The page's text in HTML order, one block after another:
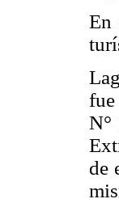
En
fue
N°
de